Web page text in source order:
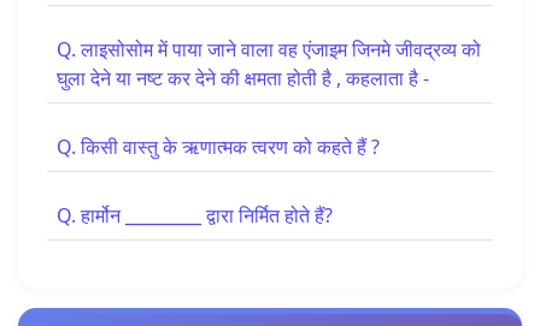
Q. लाइसोसोम में पाया जाने वाला वह एंजाइम जिनमे जीवद्रव्य को
घुला देने या नष्ट कर देने की क्षमता होती है , कहलाता है -
Q. किसी वास्तु के ऋणात्मक त्वरण को कहते हैं ?
Q. हार्मोन _________ द्वारा निर्मित होते हैं?